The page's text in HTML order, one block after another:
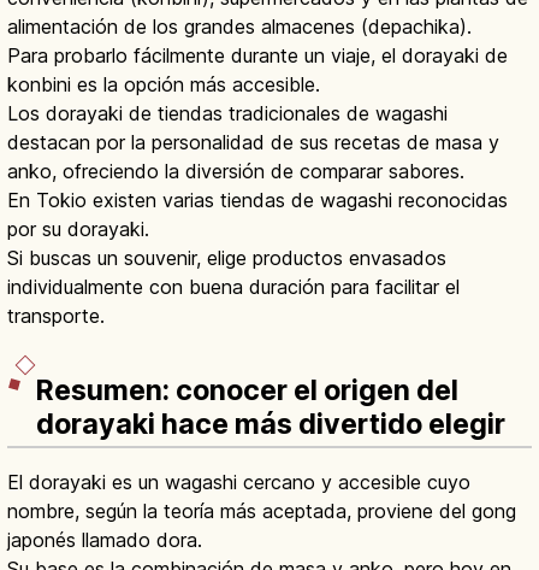
alimentación de los grandes almacenes (depachika).
Para probarlo fácilmente durante un viaje, el dorayaki de
konbini es la opción más accesible.
Los dorayaki de tiendas tradicionales de wagashi
destacan por la personalidad de sus recetas de masa y
anko, ofreciendo la diversión de comparar sabores.
En Tokio existen varias tiendas de wagashi reconocidas
por su dorayaki.
Si buscas un souvenir, elige productos envasados
individualmente con buena duración para facilitar el
transporte.
Resumen: conocer el origen del
dorayaki hace más divertido elegir
El dorayaki es un wagashi cercano y accesible cuyo
nombre, según la teoría más aceptada, proviene del gong
japonés llamado dora.